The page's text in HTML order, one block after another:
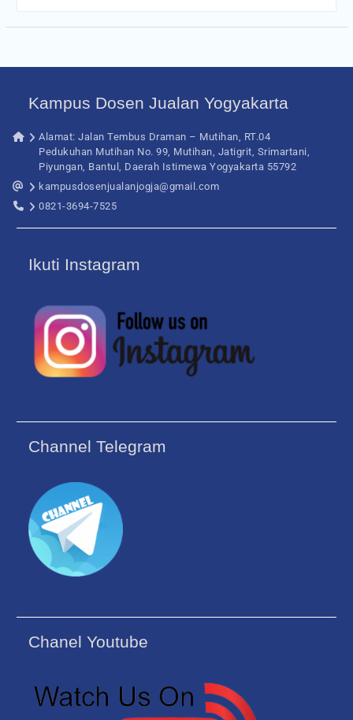
Kampus Dosen Jualan Yogyakarta
Alamat: Jalan Tembus Draman – Mutihan, RT.04
Pedukuhan Mutihan No. 99, Mutihan, Jatigrit, Srimartani,
Piyungan, Bantul, Daerah Istimewa Yogyakarta 55792
kampusdosenjualanjogja@gmail.com
0821-3694-7525
Ikuti Instagram
Channel Telegram
Chanel Youtube